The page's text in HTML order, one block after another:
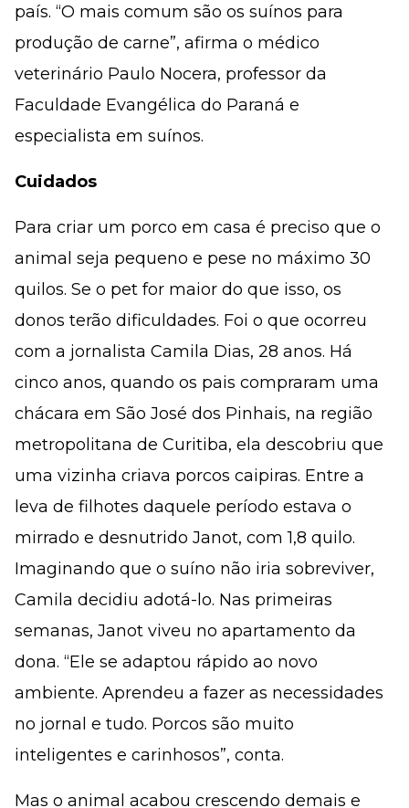
país. “O mais comum são os suínos para
produção de carne”, afirma o médico
veterinário Paulo Nocera, professor da
Faculdade Evangélica do Paraná e
especialista em suínos.
Cuidados
Para criar um porco em casa é preciso que o
animal seja pequeno e pese no máximo 30
quilos. Se o pet for maior do que isso, os
donos terão dificuldades. Foi o que ocorreu
com a jornalista Camila Dias, 28 anos. Há
cinco anos, quando os pais compraram uma
chácara em São José dos Pinhais, na região
metropolitana de Curitiba, ela descobriu que
uma vizinha criava porcos caipiras. Entre a
leva de filhotes daquele período estava o
mirrado e desnutrido Janot, com 1,8 quilo.
Imaginando que o suíno não iria sobreviver,
Camila decidiu adotá-lo. Nas primeiras
semanas, Janot viveu no apartamento da
dona. “Ele se adaptou rápido ao novo
ambiente. Aprendeu a fazer as necessidades
no jornal e tudo. Porcos são muito
inteligentes e carinhosos”, conta.
Mas o animal acabou crescendo demais e